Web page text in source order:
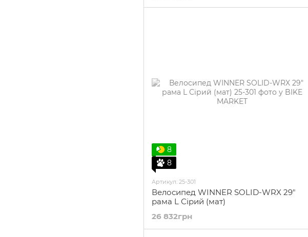
8
8
Артикул: 25-301
Велосипед WINNER SOLID-WRX 29"
рама L Сірий (мат)
26 832грн